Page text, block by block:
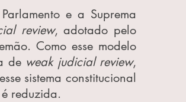
e a Suprema
review, adotado pelo
Como esse modelo
de weak judicial review,
sistema constitucional
reduzida.